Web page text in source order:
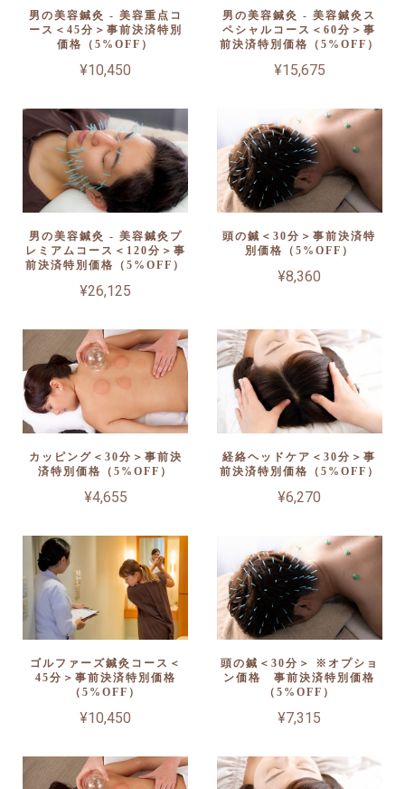
男の美容鍼灸 - 美容重点コ
ース＜45分＞事前決済特別
価格（5%OFF）
¥10,450
男の美容鍼灸 - 美容鍼灸ス
ペシャルコース＜60分＞事
前決済特別価格（5%OFF）
¥15,675
男の美容鍼灸 - 美容鍼灸プ
レミアムコース＜120分＞事
前決済特別価格（5%OFF）
¥26,125
頭の鍼＜30分＞事前決済特
別価格（5%OFF）
¥8,360
カッピング＜30分＞事前決
済特別価格（5%OFF）
¥4,655
経絡ヘッドケア＜30分＞事
前決済特別価格（5%OFF）
¥6,270
ゴルファーズ鍼灸コース＜
45分＞事前決済特別価格
（5%OFF）
¥10,450
頭の鍼＜30分＞ ※オプショ
ン価格 事前決済特別価格
（5%OFF）
¥7,315